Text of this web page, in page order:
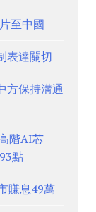
至中國
表達關切
方保持溝通
階AI芯
點
賺息49萬